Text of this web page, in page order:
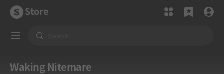
Store
Waking Nitemare